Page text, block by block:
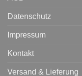
Datenschutz
Impressum
Kontakt
Versand & Lieferung